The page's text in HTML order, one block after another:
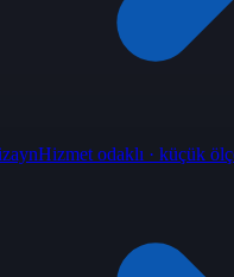
Hizmet odaklı · küçük